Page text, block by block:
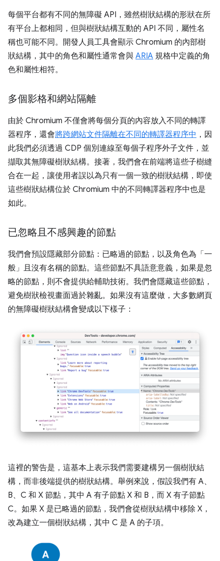
每個平台都有不同的無障礙 API，雖然樹狀結構的形狀在所
有平台上都相同，但與樹狀結構互動的 API 不同，屬性名
稱也可能不同。開發人員工具會顯示 Chromium 的內部樹
狀結構，其中的角色和屬性通常會與 ARIA 規格中定義的角
色和屬性相符。
多個影格和網站隔離
由於 Chromium 不僅會將每個分頁的內容放入不同的轉譯
器程序，還會將跨網站文件隔離在不同的轉譯器程序中 ，因
此我們必須透過 CDP 個別連線至每個子程序外子文件，並
擷取其無障礙樹狀結構。接著，我們會在前端將這些子樹縫
合在一起，讓使用者誤以為只有一個一致的樹狀結構，即使
這些樹狀結構位於 Chromium 中的不同轉譯器程序中也是
如此。
已忽略且不感興趣的節點
我們會預設隱藏部分節點：已略過的節點，以及角色為「一
般」且沒有名稱的節點。這些節點不具語意意義，如果是忽
略的節點，則不會提供給輔助技術。我們會隱藏這些節點，
避免樹狀檢視畫面過於雜亂。如果沒有這麼做，大多數網頁
的無障礙樹狀結構會變成以下樣子：
這裡的警告是，這基本上表示我們需要建構另一個樹狀結
構，而非後端提供的樹狀結構。舉例來說，假設我們有 A、
B、C 和 X 節點，其中 A 有子節點 X 和 B，而 X 有子節點
C。如果 X 是已略過的節點，我們會從樹狀結構中移除 X，
改為建立一個樹狀結構，其中 C 是 A 的子項。